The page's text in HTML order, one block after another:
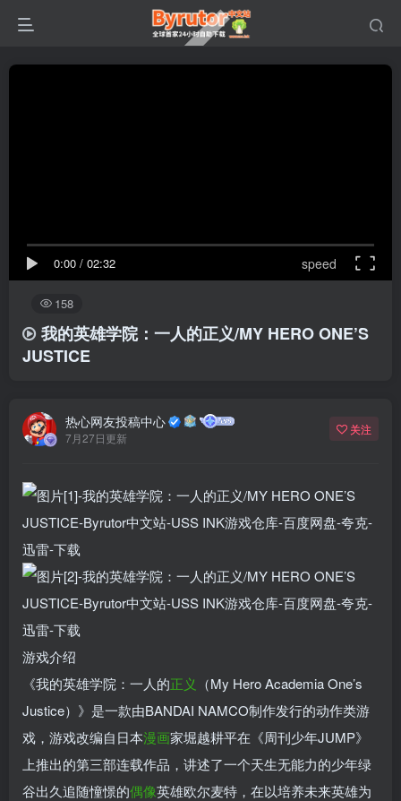
0:00 / 02:32 speed
158
我的英雄学院：一人的正义/MY HERO ONE’S
JUSTICE
热心网友投稿中心
7月27日更新
关注
游戏介绍
《我的英雄学院：一人的正义 （My Hero Academia One’s
Justice）》是一款由BANDAI NAMCO制作发行的动作类游
戏，游戏改编自日本漫画家堀越耕平在《周刊少年JUMP》
上推出的第三部连载作品，讲述了一个天生无能力的少年绿
谷出久追随憧憬的偶像英雄欧尔麦特，在以培养未来英雄为